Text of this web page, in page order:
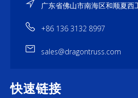
广东省佛山市南海区和顺夏西
+86 136 3132 8997
sales@dragontruss.com
快速链接